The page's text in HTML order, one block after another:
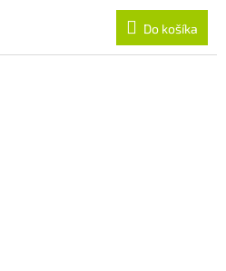
Do košíka